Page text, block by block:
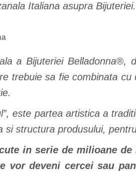
Italiana asupra Bijuteriei.
a Bijuteriei Belladonna®,
trebuie sa fie combinata
este partea artistica a
structura produsului,
in serie de milioane
vor deveni cercei sau